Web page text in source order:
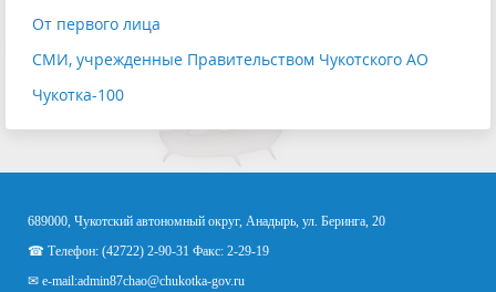
От первого лица
СМИ, учрежденные Правительством Чукотского АО
Чукотка-100
689000, Чукотский автономный округ, Анадырь, ул. Беринга, 20
☎ Телефон: (42722) 2-90-31 Факс: 2-29-19
✉ e-mail:admin87chao@chukotka-gov.ru